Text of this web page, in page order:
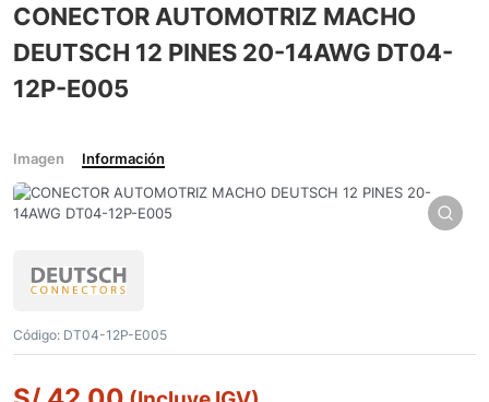
CONECTOR AUTOMOTRIZ MACHO
DEUTSCH 12 PINES 20-14AWG DT04-
12P-E005
Imagen Información
Código: DT04-12P-E005